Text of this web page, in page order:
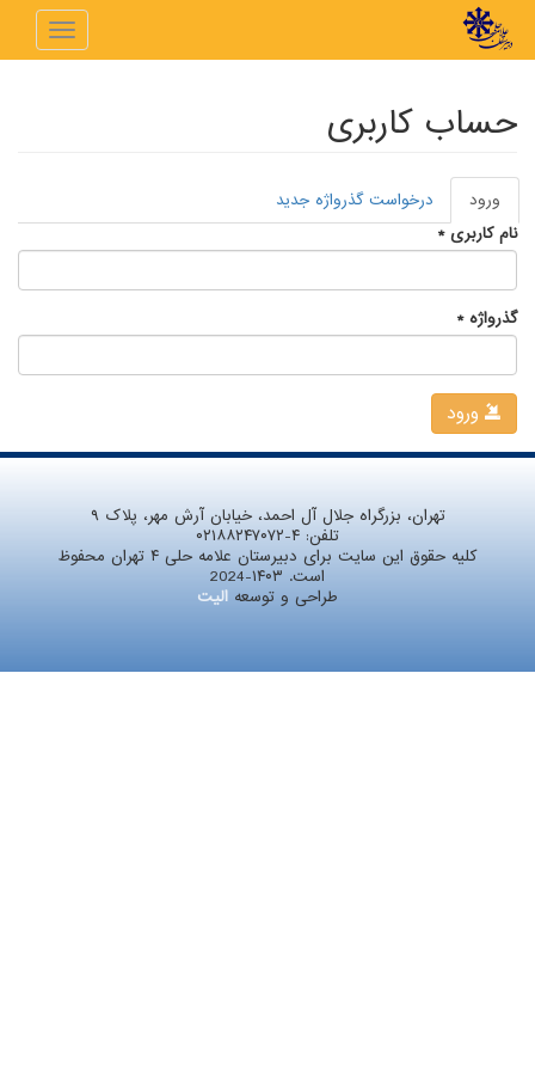
رفتن به محتوای اصلی
Toggle
حساب کاربری
تب‌های اولیه
ورود
فعال)
درخواست گذرواژه جدید
نام کاربری*
گذرواژه*
تهران، بزرگراه جلال آل احمد، خیابان آرش مهر، پلاک ۹
تلفن: ۰۲۱۸۸۲۴۷۰۷۲-۴
کلیه حقوق این سایت برای دبیرستان علامه حلی ۴ تهران محفوظ
است. ۱۴۰۳-2024
طراحی و توسعه الیت